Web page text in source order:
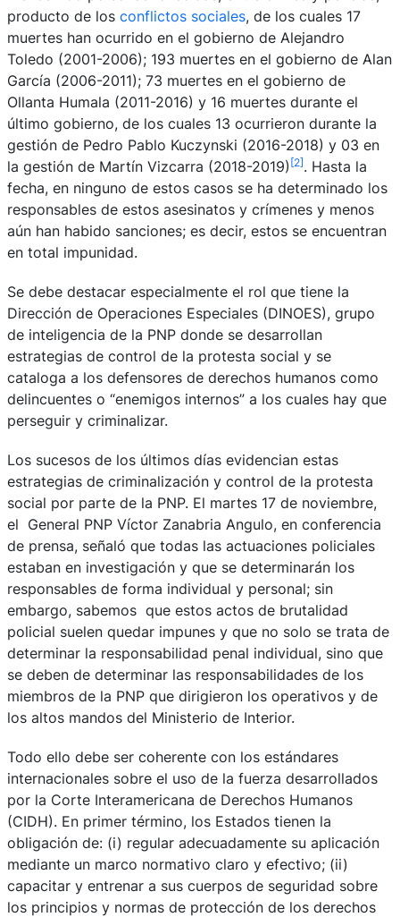
producto de los conflictos sociales, de los cuales 17
muertes han ocurrido en el gobierno de Alejandro
Toledo (2001-2006); 193 muertes en el gobierno de Alan
García (2006-2011); 73 muertes en el gobierno de
Ollanta Humala (2011-2016) y 16 muertes durante el
último gobierno, de los cuales 13 ocurrieron durante la
gestión de Pedro Pablo Kuczynski (2016-2018) y 03 en
la gestión de Martín Vizcarra (2018-2019) [2] . Hasta la
fecha, en ninguno de estos casos se ha determinado los
responsables de estos asesinatos y crímenes y menos
aún han habido sanciones; es decir, estos se encuentran
en total impunidad.
Se debe destacar especialmente el rol que tiene la
Dirección de Operaciones Especiales (DINOES), grupo
de inteligencia de la PNP donde se desarrollan
estrategias de control de la protesta social y se
cataloga a los defensores de derechos humanos como
delincuentes o “enemigos internos” a los cuales hay que
perseguir y criminalizar.
Los sucesos de los últimos días evidencian estas
estrategias de criminalización y control de la protesta
social por parte de la PNP. El martes 17 de noviembre,
el General PNP Víctor Zanabria Angulo, en conferencia
de prensa, señaló que todas las actuaciones policiales
estaban en investigación y que se determinarán los
responsables de forma individual y personal; sin
embargo, sabemos que estos actos de brutalidad
policial suelen quedar impunes y que no solo se trata de
determinar la responsabilidad penal individual, sino que
se deben de determinar las responsabilidades de los
miembros de la PNP que dirigieron los operativos y de
los altos mandos del Ministerio de Interior.
Todo ello debe ser coherente con los estándares
internacionales sobre el uso de la fuerza desarrollados
por la Corte Interamericana de Derechos Humanos
(CIDH). En primer término, los Estados tienen la
obligación de: (i) regular adecuadamente su aplicación
mediante un marco normativo claro y efectivo; (ii)
capacitar y entrenar a sus cuerpos de seguridad sobre
los principios y normas de protección de los derechos